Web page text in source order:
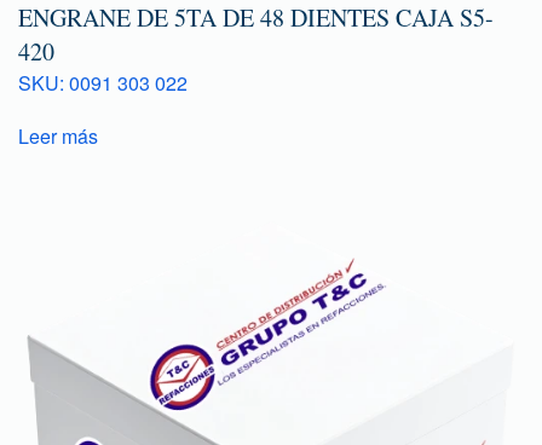
ENGRANE DE 5TA DE 48 DIENTES CAJA S5-
420
SKU: 0091 303 022
Leer más